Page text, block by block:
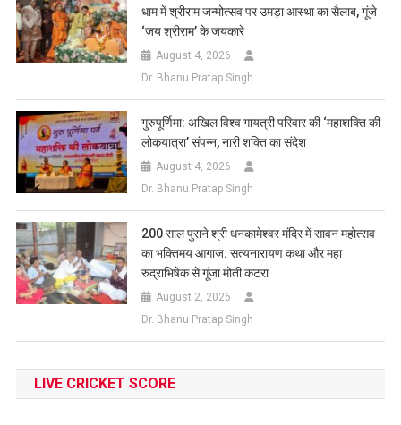
धाम में श्रीराम जन्मोत्सव पर उमड़ा आस्था का सैलाब, गूंजे
‘जय श्रीराम’ के जयकारे
August 4, 2026
Dr. Bhanu Pratap Singh
गुरुपूर्णिमा: अखिल विश्व गायत्री परिवार की ‘महाशक्ति की
लोकयात्रा’ संपन्न, नारी शक्ति का संदेश
August 4, 2026
Dr. Bhanu Pratap Singh
200 साल पुराने श्री धनकामेश्वर मंदिर में सावन महोत्सव
का भक्तिमय आगाज: सत्यनारायण कथा और महा
रुद्राभिषेक से गूंजा मोती कटरा
August 2, 2026
Dr. Bhanu Pratap Singh
LIVE CRICKET SCORE